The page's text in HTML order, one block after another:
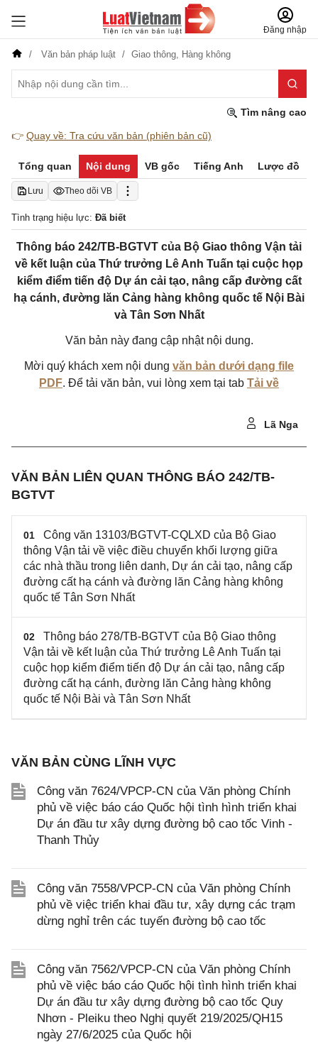
Đăng nhập
Văn bản pháp luật Giao thông, Hàng không
Tìm nâng cao
👉 Quay về: Tra cứu văn bản (phiên bản cũ)
Tổng quan Nội dung VB gốc Tiếng Anh Lược đồ
Lưu Theo dõi VB
Tình trạng hiệu lực: Đã biết
Thông báo 242/TB-BGTVT của Bộ Giao thông Vận tải
về kết luận của Thứ trưởng Lê Anh Tuấn tại cuộc họp
kiểm điểm tiến độ Dự án cải tạo, nâng cấp đường cất
hạ cánh, đường lăn Cảng hàng không quốc tế Nội Bài
và Tân Sơn Nhất
Văn bản này đang cập nhật nội dung.
Mời quý khách xem nội dung văn bản dưới dạng file
PDF. Để tải văn bản, vui lòng xem tại tab Tải về
Lã Nga
VĂN BẢN LIÊN QUAN THÔNG BÁO 242/TB-
BGTVT
01
Công văn 13103/BGTVT-CQLXD của Bộ Giao
thông Vận tải về việc điều chuyển khối lượng giữa
các nhà thầu trong liên danh, Dự án cải tạo, nâng cấp
đường cất hạ cánh và đường lăn Cảng hàng không
quốc tế Tân Sơn Nhất
02
Thông báo 278/TB-BGTVT của Bộ Giao thông
Vận tải về kết luận của Thứ trưởng Lê Anh Tuấn tại
cuộc họp kiểm điểm tiến độ Dự án cải tạo, nâng cấp
đường cất hạ cánh, đường lăn Cảng hàng không
quốc tế Nội Bài và Tân Sơn Nhất
VĂN BẢN CÙNG LĨNH VỰC
Công văn 7624/VPCP-CN của Văn phòng Chính
phủ về việc báo cáo Quốc hội tình hình triển khai
Dự án đầu tư xây dựng đường bộ cao tốc Vinh -
Thanh Thủy
Công văn 7558/VPCP-CN của Văn phòng Chính
phủ về việc triển khai đầu tư, xây dựng các trạm
dừng nghỉ trên các tuyến đường bộ cao tốc
Công văn 7562/VPCP-CN của Văn phòng Chính
phủ về việc báo cáo Quốc hội tình hình triển khai
Dự án đầu tư xây dựng đường bộ cao tốc Quy
Nhơn - Pleiku theo Nghị quyết 219/2025/QH15
ngày 27/6/2025 của Quốc hội